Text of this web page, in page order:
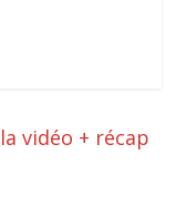
vidéo + récap